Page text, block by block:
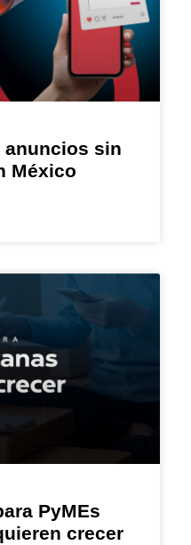
anuncios sin
México
PyMEs
crecer